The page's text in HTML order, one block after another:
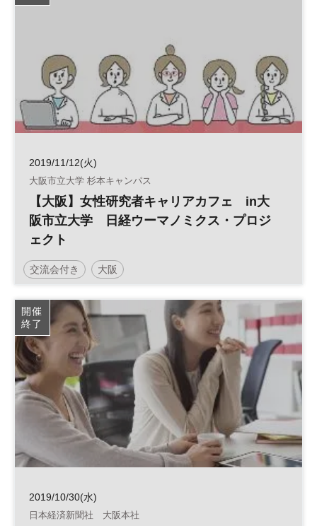
2019/11/12(火)
大阪市立大学 杉本キャンパス
【大阪】女性研究者キャリアカフェ in大
阪市立大学 日経ウーマノミクス・プロジ
ェクト
交流会付き 大阪
日経ウーマノミクス・プロジェクト キャリアアップ
軽食付 参加無料
開催
終了
2019/10/30(水)
日本経済新聞社 大阪本社